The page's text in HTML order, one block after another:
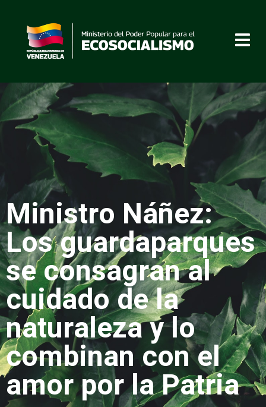
Ministro Náñez:
Los guardaparques
se consagran al
cuidado de la
naturaleza y lo
combinan con el
amor por la Patria